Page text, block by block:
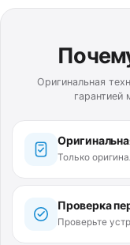
Оригинальная
гарантией
Только
Проверка
Проверьте